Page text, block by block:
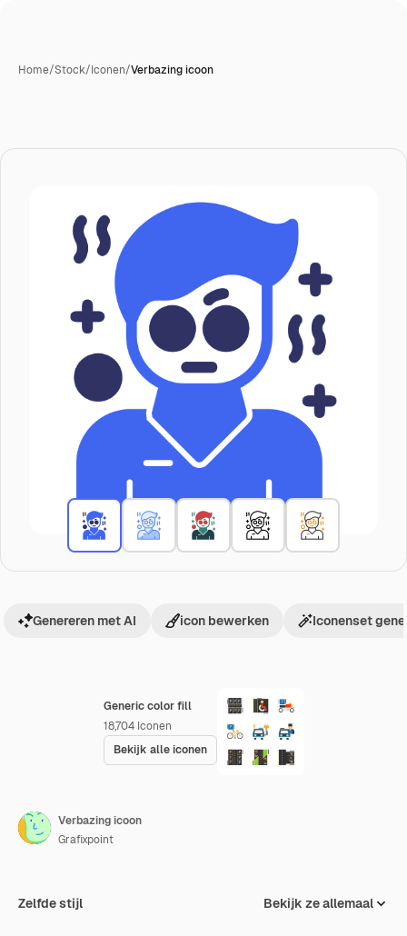
Home/Stock/Iconen/Verbazing icoon
Generic color fill
18,704 Iconen
Bekijk alle iconen
Genereren met AI icon bewerken Iconenset
Verbazing icoon
Grafixpoint
Zelfde stijl Bekijk ze allemaal